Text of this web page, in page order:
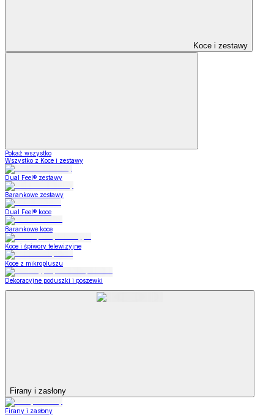
Koce i zestawy
Pokaż wszystko
Wszystko z Koce i zestawy
Dual Feel® zestawy
Barankowe zestawy
Dual Feel® koce
Barankowe koce
Koce i śpiwory telewizyjne
Koce z mikropluszu
Dekoracyjne poduszki i poszewki
Firany i zasłony
Firany i zasłony